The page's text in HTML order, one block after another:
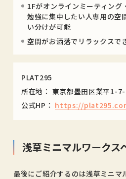
1Fがオンラインミーティン
勉強に集中したい人専用の空
い分けが可能
空間がお洒落でリラックスで
PLAT295
所在地： 東京都墨田区業平1-
公式HP： https://
浅草ミニマルワークス
最後にご紹介するのは浅草ミニマ